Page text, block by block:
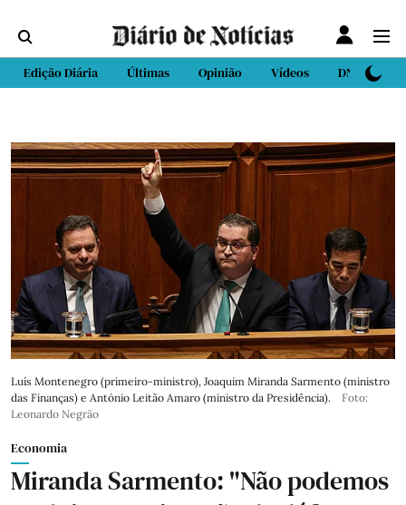
Edição Diária Últimas Opinião Vídeos DN Sport
Luís Montenegro (primeiro-ministro), Joaquim Miranda Sarmento (ministro
das Finanças) e António Leitão Amaro (ministro da Presidência).
Foto:
Leonardo Negrão
Economia
Miranda Sarmento: "Não podemos